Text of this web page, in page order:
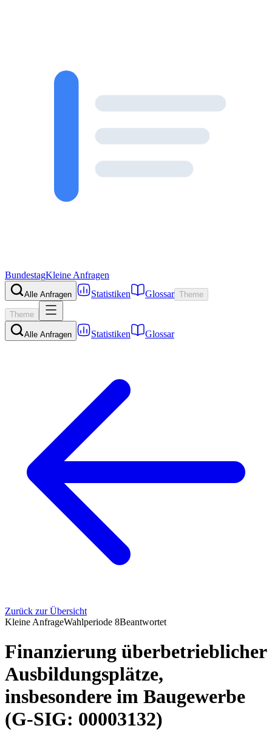
BundestagKleine Anfragen
Alle Anfragen Statistiken Glossar Theme
Theme
Alle Anfragen Statistiken Glossar
Zurück zur Übersicht
Kleine AnfrageWahlperiode 8Beantwortet
Finanzierung überbetrieblicher
Ausbildungsplätze,
insbesondere im Baugewerbe
(G-SIG: 00003132)